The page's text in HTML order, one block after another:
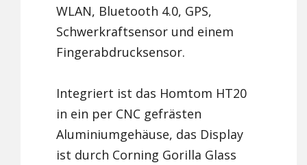
WLAN, Bluetooth 4.0, GPS,
Schwerkraftsensor und einem
Fingerabdrucksensor.
Integriert ist das Homtom HT20
in ein per CNC gefrästen
Aluminiumgehäuse, das Display
ist durch Corning Gorilla Glass